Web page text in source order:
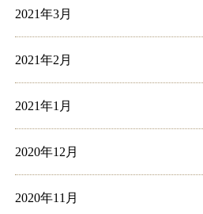
2021年3月
2021年2月
2021年1月
2020年12月
2020年11月